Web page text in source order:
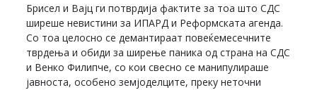
Брисел и Вајц ги потврдија фактите за тоа што СДС
ширеше невистини за ИПАРД и Реформската агенда.
Со тоа целосно се демантираат повеќемесечните
тврдења и обиди за ширење паника од страна на СДС
и Венко Филипче, со кои свесно се манипулираше
јавноста, особено земјоделците, преку неточни